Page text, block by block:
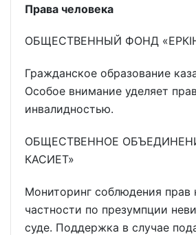
Права человека
ОБЩЕСТВЕННЫЙ ФОНД
Гражданское образование
Особое внимание уделяет
инвалидностью.
ОБЩЕСТВЕННОЕ
КАСИЕТ»
Мониторинг соблюдения прав
частности по презумпции
суде. Поддержка в случае